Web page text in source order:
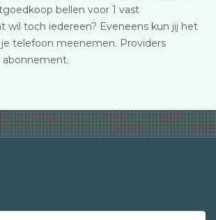
bellen voor 1 vast
wil toch iedereen? Eveneens kun jij het
telefoon meenemen. Providers
abonnement.